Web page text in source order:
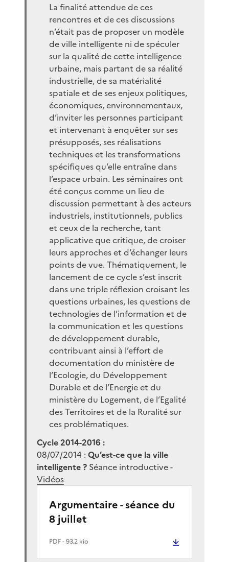
La finalité attendue de ces
rencontres et de ces discussions
n’était pas de proposer un modèle
de ville intelligente ni de spéculer
sur la qualité de cette intelligence
urbaine, mais partant de sa réalité
industrielle, de sa matérialité
spatiale et de ses enjeux politiques,
économiques, environnementaux,
d’inviter les personnes participant
et intervenant à enquêter sur ses
présupposés, ses réalisations
techniques et les transformations
spécifiques qu’elle entraîne dans
l’espace urbain. Les séminaires ont
été conçus comme un lieu de
discussion permettant à des acteurs
industriels, institutionnels, publics
et ceux de la recherche, tant
applicative que critique, de croiser
leurs approches et d’échanger leurs
points de vue. Thématiquement, le
lancement de ce cycle s’est inscrit
dans une triple réflexion croisant les
questions urbaines, les questions de
technologies de l’information et de
la communication et les questions
de développement durable,
contribuant ainsi à l’effort de
documentation du ministère de
l’Ecologie, du Développement
Durable et de l’Energie et du
ministère du Logement, de l’Egalité
des Territoires et de la Ruralité sur
ces problématiques.
Cycle 2014-2016 :
08/07/2014 : Qu’est-ce que la ville
intelligente ? Séance introductive -
Vidéos
Argumentaire - séance du
8 juillet
PDF- 93.2 kio